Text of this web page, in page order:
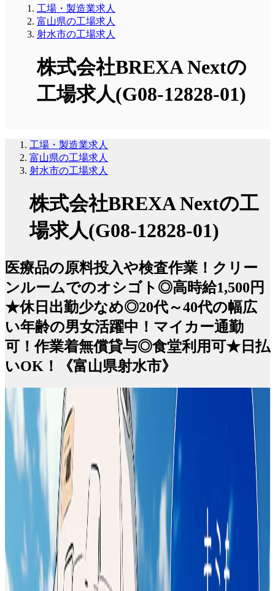
工場・製造業求人
富山県の工場求人
射水市の工場求人
株式会社BREXA Nextの
工場求人(G08-12828-01)
工場・製造業求人
富山県の工場求人
射水市の工場求人
株式会社BREXA Nextの工
場求人(G08-12828-01)
医療品の原料投入や検査作業！クリー
ンルームでのオシゴト◎高時給1,500円
★休日出勤少なめ◎20代～40代の幅広
い年齢の男女活躍中！マイカー通勤
可！作業着無償貸与◎食堂利用可★日払
いOK！《富山県射水市》